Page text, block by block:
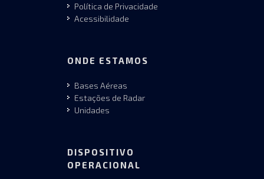
Política de Privacidade
Acessibilidade
ONDE ESTAMOS
Bases Aéreas
Estações de Radar
Unidades
DISPOSITIVO
OPERACIONAL